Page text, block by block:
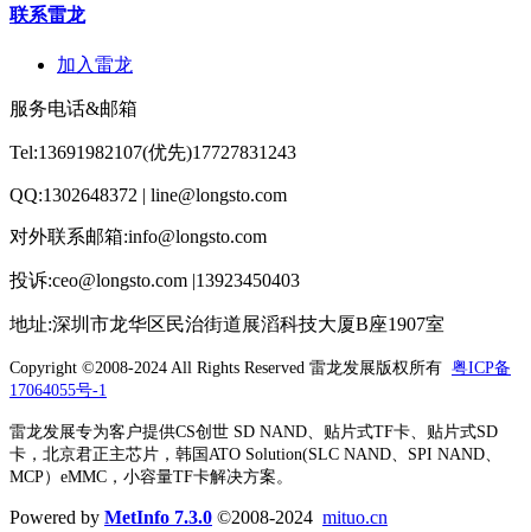
联系雷龙
加入雷龙
服务电话&邮箱
Tel:13691982107(优先)17727831243
QQ:1302648372 | line@longsto.com
对外联系邮箱:info@longsto.com
投诉:ceo@longsto.com |13923450403
地址:深圳市龙华区民治街道展滔科技大厦B座1907室
Copyright ©2008-2024 All Rights Reserved 雷龙发展版权所有 粤ICP备
17064055号-1
雷龙发展专为客户提供CS创世 SD NAND、贴片式TF卡、贴片式SD
卡，北京君正主芯片，韩国ATO Solution(SLC NAND、SPI NAND、
MCP）eMMC，小容量TF卡解决方案。
Powered by MetInfo 7.3.0 ©2008-2024 mituo.cn